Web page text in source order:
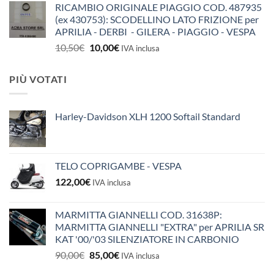
RICAMBIO ORIGINALE PIAGGIO COD. 487935
(ex 430753): SCODELLINO LATO FRIZIONE per
APRILIA - DERBI - GILERA - PIAGGIO - VESPA
10,50€ Il
10,00€IlIVA inclusa
PIÙ VOTATI
Harley-Davidson XLH 1200 Softail Standard
TELO COPRIGAMBE - VESPA
122,00€ IVA inclusa
MARMITTA GIANNELLI COD. 31638P:
MARMITTA GIANNELLI "EXTRA" per APRILIA SR
KAT '00/'03 SILENZIATORE IN CARBONIO
90,00€ Il
85,00€IlIVA inclusa